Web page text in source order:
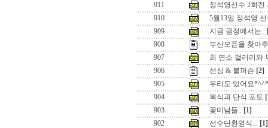
911
정석영선수 2회전
910
5월13일 정석영
909
지금 금정에서는..
908
부산오픈을 찾아
907
최 연소 갤러리와
906
선심 & 볼퍼슨 [2]
905
우리도 있어요*^^*
904
복식과 단식 포토
903
꽃미남들.. [1]
902
선수단환영식... [1]